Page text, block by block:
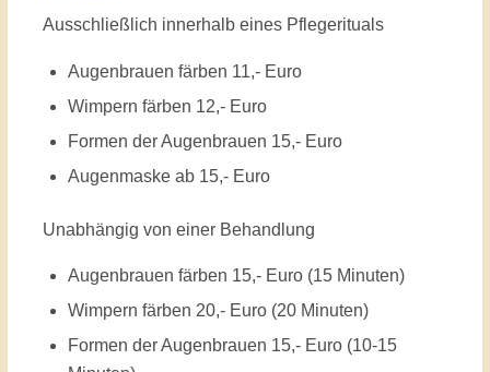
Ausschließlich innerhalb eines Pflegerituals
Augenbrauen färben 11,- Euro
Wimpern färben 12,- Euro
Formen der Augenbrauen 15,- Euro
Augenmaske ab 15,- Euro
Unabhängig von einer Behandlung
Augenbrauen färben 15,- Euro (15 Minuten)
Wimpern färben 20,- Euro (20 Minuten)
Formen der Augenbrauen 15,- Euro (10-15